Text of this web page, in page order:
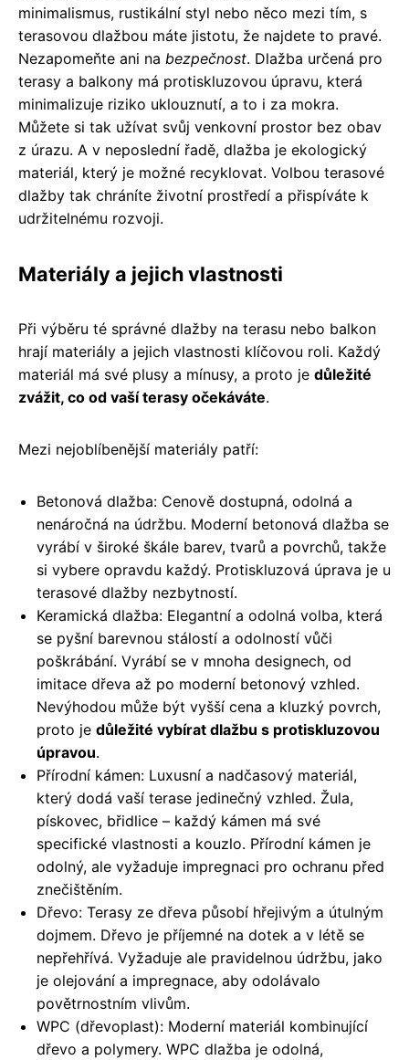
minimalismus, rustikální styl nebo něco mezi tím, s
terasovou dlažbou máte jistotu, že najdete to pravé.
Nezapomeňte ani na bezpečnost. Dlažba určená pro
terasy a balkony má protiskluzovou úpravu, která
minimalizuje riziko uklouznutí, a to i za mokra.
Můžete si tak užívat svůj venkovní prostor bez obav
z úrazu. A v neposlední řadě, dlažba je ekologický
materiál, který je možné recyklovat. Volbou terasové
dlažby tak chráníte životní prostředí a přispíváte k
udržitelnému rozvoji.
Materiály a jejich vlastnosti
Při výběru té správné dlažby na terasu nebo balkon
hrají materiály a jejich vlastnosti klíčovou roli. Každý
materiál má své plusy a mínusy, a proto je důležité
zvážit, co od vaší terasy očekáváte.
Mezi nejoblíbenější materiály patří:
Betonová dlažba: Cenově dostupná, odolná a
nenáročná na údržbu. Moderní betonová dlažba se
vyrábí v široké škále barev, tvarů a povrchů, takže
si vybere opravdu každý. Protiskluzová úprava je u
terasové dlažby nezbytností.
Keramická dlažba: Elegantní a odolná volba, která
se pyšní barevnou stálostí a odolností vůči
poškrábání. Vyrábí se v mnoha designech, od
imitace dřeva až po moderní betonový vzhled.
Nevýhodou může být vyšší cena a kluzký povrch,
proto je důležité vybírat dlažbu s protiskluzovou
úpravou.
Přírodní kámen: Luxusní a nadčasový materiál,
který dodá vaší terase jedinečný vzhled. Žula,
pískovec, břidlice – každý kámen má své
specifické vlastnosti a kouzlo. Přírodní kámen je
odolný, ale vyžaduje impregnaci pro ochranu před
znečištěním.
Dřevo: Terasy ze dřeva působí hřejivým a útulným
dojmem. Dřevo je příjemné na dotek a v létě se
nepřehřívá. Vyžaduje ale pravidelnou údržbu, jako
je olejování a impregnace, aby odolávalo
povětrnostním vlivům.
WPC (dřevoplast): Moderní materiál kombinující
dřevo a polymery. WPC dlažba je odolná,